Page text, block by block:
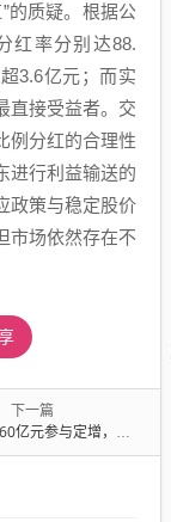
的质疑。根据公
红率分别达88.
3.6亿元；而实
直接受益者。交
例分红的合理性
进行利益输送的
政策与稳定股价
市场依然存在不
下一篇
定增，电子股成热门选择